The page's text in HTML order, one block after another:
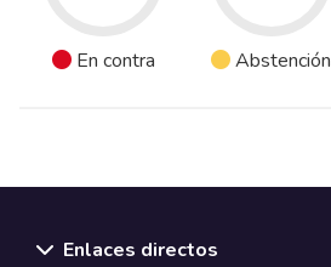
En contra Abstención
Enlaces directos